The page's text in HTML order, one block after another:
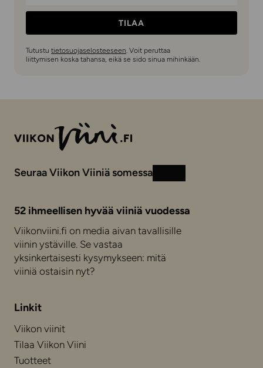
TILAA
Tutustu tietosuojaselosteeseen. Voit peruttaa
liittymisen koska tahansa, eikä se sido sinua mihinkään.
Seuraa Viikon Viiniä somessa
52 ihmeellisen hyvää viiniä vuodessa
Viikonviini.fi on media aivan tavallisille
viinin ystäville. Se vastaa
yksinkertaisesti kysymykseen: mitä
viiniä ostaisin nyt?
Linkit
Viikon viinit
Tilaa Viikon Viini
Tuotteet